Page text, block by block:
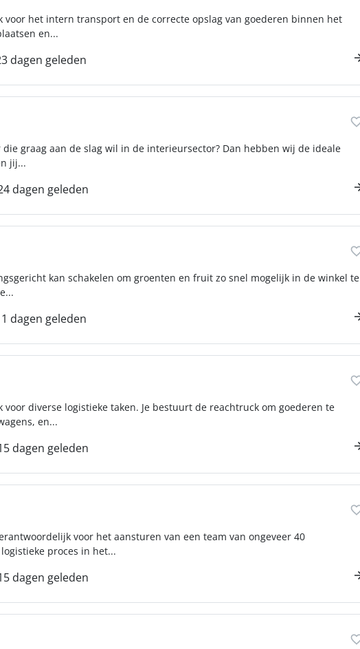
het intern transport en de correcte opslag van goederen binnen het
en...
dagen geleden
graag aan de slag wil in de interieursector? Dan hebben wij de ideale
jij...
dagen geleden
kan schakelen om groenten en fruit zo snel mogelijk in de winkel te
dagen geleden
diverse logistieke taken. Je bestuurt de reachtruck om goederen te
en...
dagen geleden
voor het aansturen van een team van ongeveer 40
proces in het...
dagen geleden